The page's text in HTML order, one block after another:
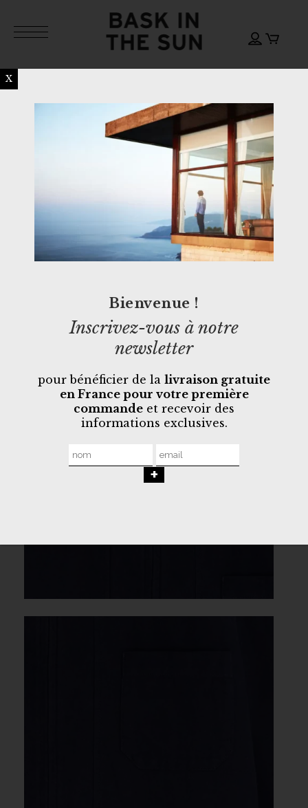
Bienvenue !
Inscrivez-vous à notre
newsletter
pour bénéficier de la livraison gratuite
en France pour votre première
commande et recevoir des
informations exclusives.
X